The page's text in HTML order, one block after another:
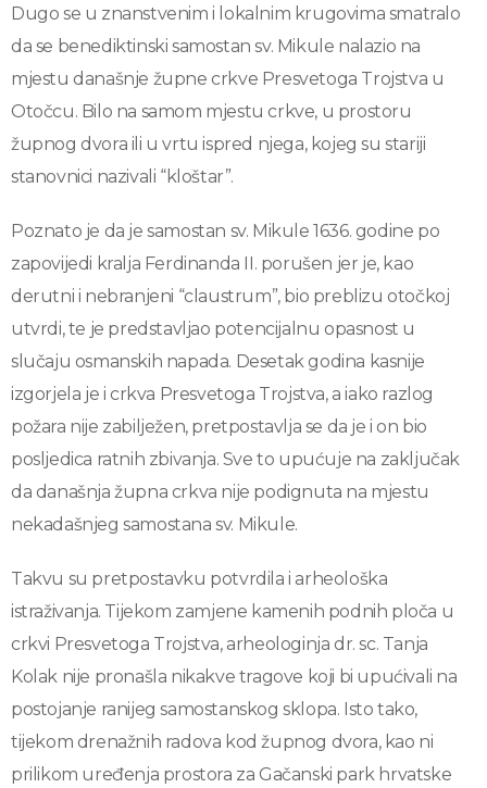
Dugo se u znanstvenim i lokalnim krugovima smatralo
da se benediktinski samostan sv. Mikule nalazio na
mjestu današnje župne crkve Presvetoga Trojstva u
Otočcu. Bilo na samom mjestu crkve, u prostoru
župnog dvora ili u vrtu ispred njega, kojeg su stariji
stanovnici nazivali “kloštar”.
Poznato je da je samostan sv. Mikule 1636. godine po
zapovijedi kralja Ferdinanda II. porušen jer je, kao
derutni i nebranjeni “claustrum”, bio preblizu otočkoj
utvrdi, te je predstavljao potencijalnu opasnost u
slučaju osmanskih napada. Desetak godina kasnije
izgorjela je i crkva Presvetoga Trojstva, a iako razlog
požara nije zabilježen, pretpostavlja se da je i on bio
posljedica ratnih zbivanja. Sve to upućuje na zaključak
da današnja župna crkva nije podignuta na mjestu
nekadašnjeg samostana sv. Mikule.
Takvu su pretpostavku potvrdila i arheološka
istraživanja. Tijekom zamjene kamenih podnih ploča u
crkvi Presvetoga Trojstva, arheologinja dr. sc. Tanja
Kolak nije pronašla nikakve tragove koji bi upućivali na
postojanje ranijeg samostanskog sklopa. Isto tako,
tijekom drenažnih radova kod župnog dvora, kao ni
prilikom uređenja prostora za Gačanski park hrvatske